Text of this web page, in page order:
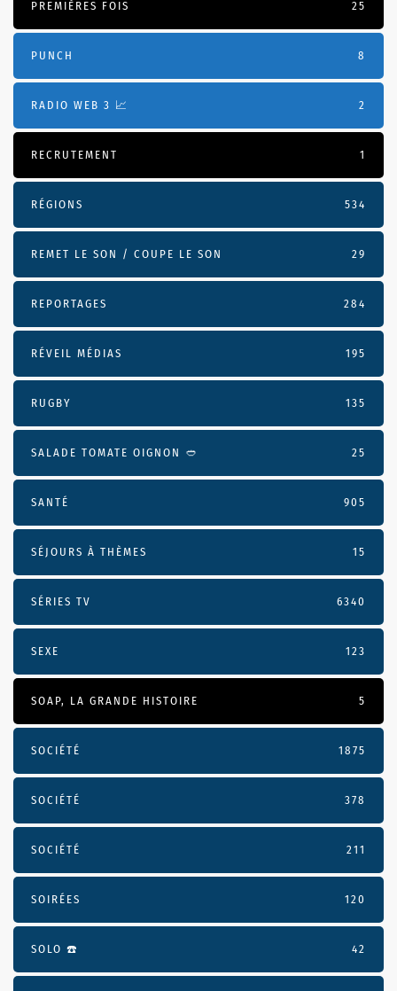
PREMIÈRES FOIS 25
PUNCH 8
RADIO WEB 3 📈 2
RECRUTEMENT 1
RÉGIONS 534
REMET LE SON / COUPE LE SON 29
REPORTAGES 284
RÉVEIL MÉDIAS 195
RUGBY 135
SALADE TOMATE OIGNON 🥙 25
SANTÉ 905
SÉJOURS À THÈMES 15
SÉRIES TV 6340
SEXE 123
SOAP, LA GRANDE HISTOIRE 5
SOCIÉTÉ 1875
SOCIÉTÉ 378
SOCIÉTÉ 211
SOIRÉES 120
SOLO ☎️ 42